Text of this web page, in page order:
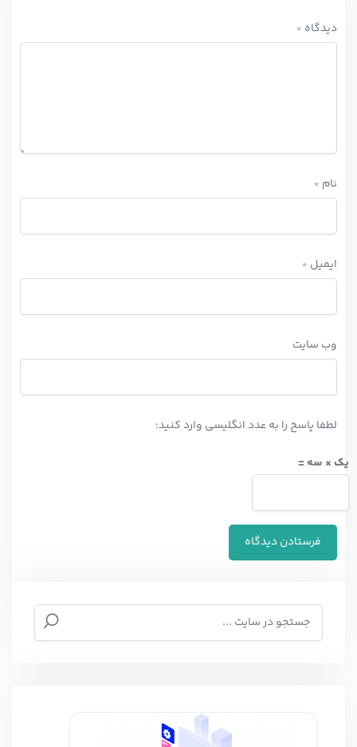
دیدگاه *
نام *
ایمیل *
وب‌ سایت
لطفا پاسخ را به عدد انگلیسی وارد کنید:
یک × سه =